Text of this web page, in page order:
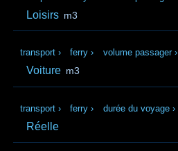
Loisirs m3
transport › ferry › volume passager ›
Voiture m3
transport › ferry › durée du voyage ›
Réelle